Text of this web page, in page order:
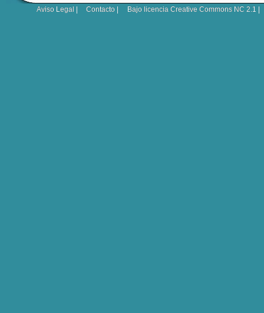
Aviso Legal Contacto Bajo licencia Creative Commons NC 2.1